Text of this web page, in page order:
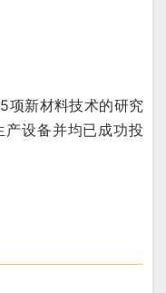
项新材料技术的研究
设备并均已成功投